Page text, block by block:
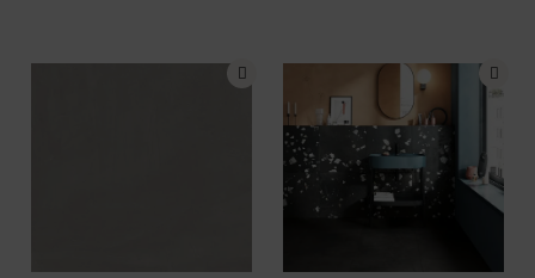
SZYBKI PODGLĄD SZYBKI PODGLĄD